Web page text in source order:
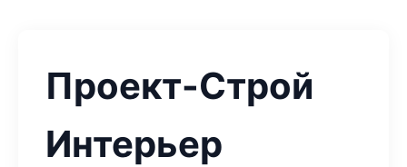
Проект-Строй
Интерьер